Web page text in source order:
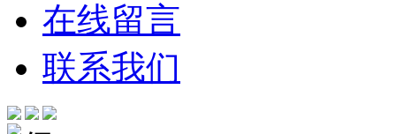
在线留言
联系我们